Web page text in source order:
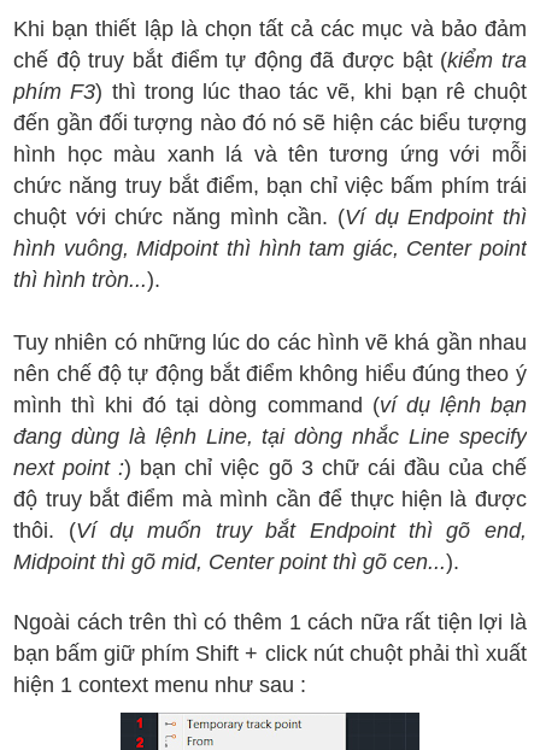
Khi bạn thiết lập là chọn tất cả các mục và bảo đảm
chế độ truy bắt điểm tự động đã được bật (kiểm tra
phím F3) thì trong lúc thao tác vẽ, khi bạn rê chuột
đến gần đối tượng nào đó nó sẽ hiện các biểu tượng
hình học màu xanh lá và tên tương ứng với mỗi
chức năng truy bắt điểm, bạn chỉ việc bấm phím trái
chuột với chức năng mình cần. (Ví dụ Endpoint thì
hình vuông, Midpoint thì hình tam giác, Center point
thì hình tròn...).
Tuy nhiên có những lúc do các hình vẽ khá gần nhau
nên chế độ tự động bắt điểm không hiểu đúng theo ý
mình thì khi đó tại dòng command (ví dụ lệnh bạn
đang dùng là lệnh Line, tại dòng nhắc Line specify
next point :) bạn chỉ việc gõ 3 chữ cái đầu của chế
độ truy bắt điểm mà mình cần để thực hiện là được
thôi. (Ví dụ muốn truy bắt Endpoint thì gõ end,
Midpoint thì gõ mid, Center point thì gõ cen...).
Ngoài cách trên thì có thêm 1 cách nữa rất tiện lợi l à
bạn bấm giữ phím Shift + click nút chuột phải thì xuất
hiện 1 context menu như sau :